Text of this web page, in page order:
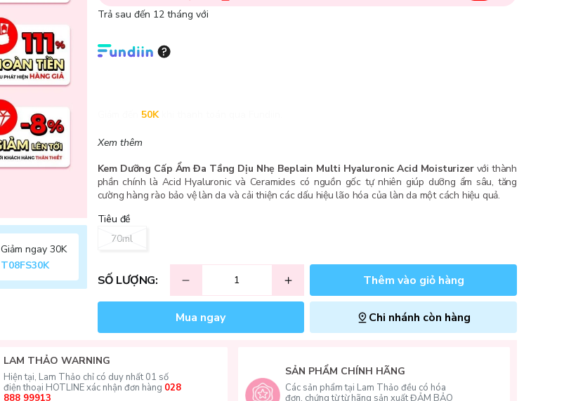
Giảm ngay 30K
T08FS30K
Trả sau đến 12 tháng với
50K
Xem thêm
Kem Dưỡng Cấp Ẩm Đa Tầng Dịu Nhẹ Beplain Multi Hyaluronic Acid Moisturizer với thành
phần chính là Acid Hyaluronic và Ceramides có nguồn gốc tự nhiên giúp dưỡng ẩm sâu, tăng
cường hàng rào bảo vệ làn da và cải thiện các dấu hiệu lão hóa của làn da một cách hiệu quả.
Tiêu đề
70ml
SỐ LƯỢNG: Thêm vào giỏ hàng
Mua ngay Chi nhánh còn hàng
LAM THẢO WARNING
Hiện tại, Lam Thảo chỉ có duy nhất 01 số
điện thoại HOTLINE xác nhận đơn hàng 028
888 99913
SẢN PHẨM CHÍNH HÃNG
Các sản phẩm tại Lam Thảo đều có hóa
đơn, chứng từ từ hãng sản xuất ĐẢM BẢO